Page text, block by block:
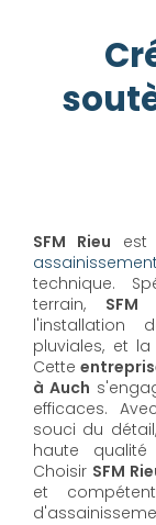
SFM Rieu est
technique.
terrain, SFM
l'installation
pluviales, et
Cette
à Auch
efficaces.
souci du détail,
haute
Choisir SFM
et